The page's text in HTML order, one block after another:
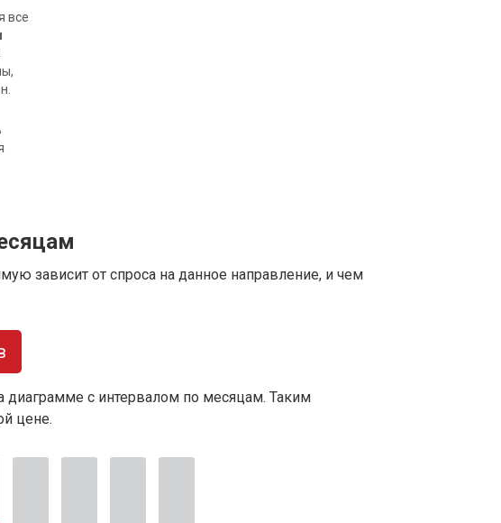
все
зависит от спроса на данное направление, и чем
диаграмме с интервалом по месяцам. Таким
цене.